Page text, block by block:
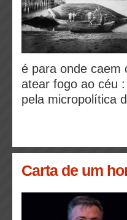
é para onde caem
atear fogo ao céu
pela micropolítica
Carta de um